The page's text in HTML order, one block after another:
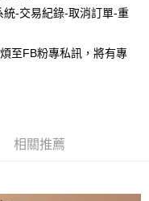
統-交易紀錄-取消訂單-重
至FB粉專私訊，將有專
相關推薦